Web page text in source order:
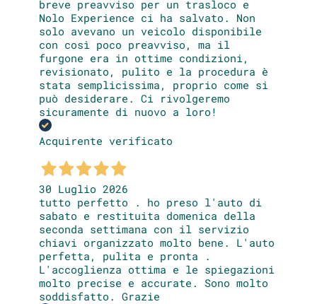
breve preavviso per un trasloco e
Nolo Experience ci ha salvato. Non
solo avevano un veicolo disponibile
con così poco preavviso, ma il
furgone era in ottime condizioni,
revisionato, pulito e la procedura è
stata semplicissima, proprio come si
può desiderare. Ci rivolgeremo
sicuramente di nuovo a loro!
Acquirente verificato
30 Luglio 2026
tutto perfetto . ho preso l'auto di
sabato e restituita domenica della
seconda settimana con il servizio
chiavi organizzato molto bene. L'auto
perfetta, pulita e pronta .
L'accoglienza ottima e le spiegazioni
molto precise e accurate. Sono molto
soddisfatto. Grazie